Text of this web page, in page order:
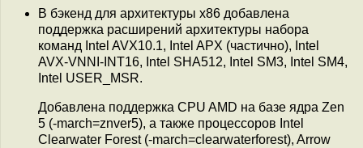
В бэкенд для архитектуры x86 добавлена
поддержка расширений архитектуры набора
команд Intel AVX10.1, Intel APX (частично), Intel
AVX-VNNI-INT16, Intel SHA512, Intel SM3, Intel SM4,
Intel USER_MSR.
Добавлена поддержка CPU AMD на базе ядра Zen
5 (-march=znver5), а также процессоров Intel
Clearwater Forest (-march=clearwaterforest), Arrow